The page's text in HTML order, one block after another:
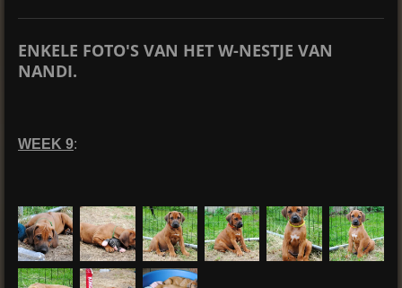
ENKELE FOTO'S VAN HET W-NESTJE VAN
NANDI.
WEEK 9: